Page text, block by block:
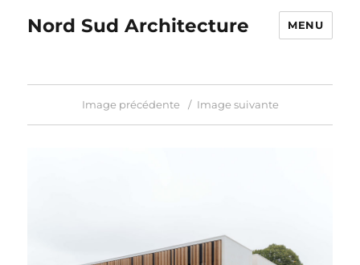
Nord Sud Architecture MENU
Image précédente Image suivante